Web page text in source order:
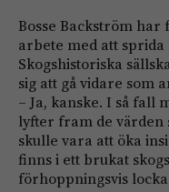
Bosse Backström
arbete med att sprida
Skogshistoriska
sig att gå vidare som
– Ja, kanske. I så fall
lyfter fram de värden
skulle vara att öka
finns i ett brukat
förhoppningsvis